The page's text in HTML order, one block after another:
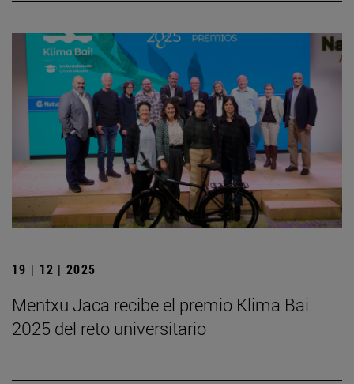
19 | 12 | 2025
Mentxu Jaca recibe el premio Klima Bai
2025 del reto universitario